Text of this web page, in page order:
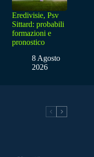
Eredivisie, Psv
Sittard: probabili
formazioni e
pronostico
8 Agosto
2026